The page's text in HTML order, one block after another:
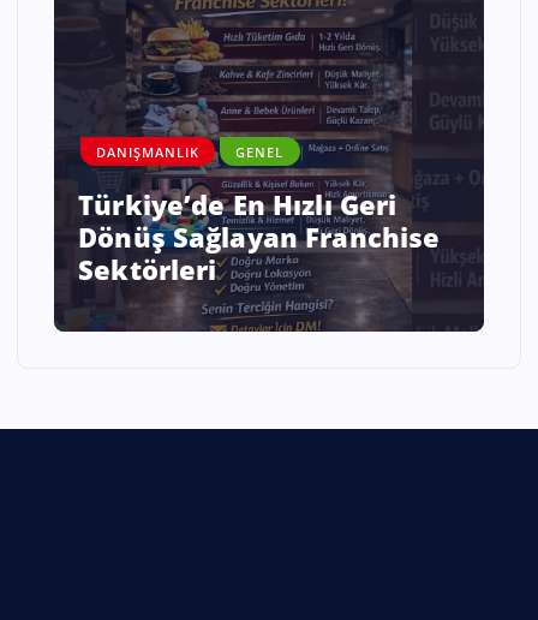
DANIŞMANLIK GENEL
Savaş ve Kriz Ortamında
Enflasyonist Bir Ülkede İş
Kurmak mı Sabretmek mi?